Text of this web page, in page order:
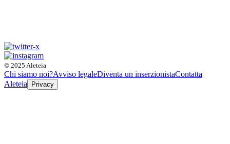
© 2025 Aleteia
Chi siamo noi?Avviso legaleDiventa un inserzionistaContatta
Aleteia
Privacy